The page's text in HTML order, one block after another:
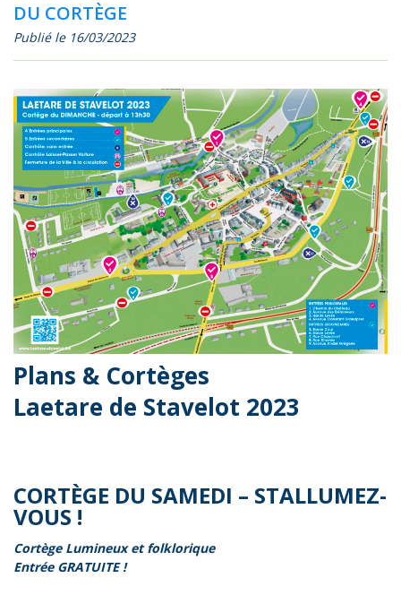
DU CORTÈGE
Publié le 16/03/2023
Plans & Cortèges
Laetare de Stavelot 2023
CORTÈGE DU SAMEDI – STALLUMEZ-
VOUS !
Cortège Lumineux et folklorique
Entrée GRATUITE !